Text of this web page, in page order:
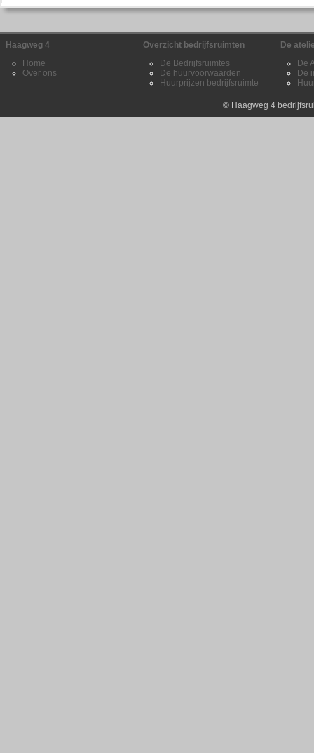
Haagweg 4
Home
Over ons
Overzicht bedrijfsruimten
De Bedrijfsruimtes
De huurvoorwaarden
Huurprijzen bedrijfsruimte
De
De
De
© Haagweg 4